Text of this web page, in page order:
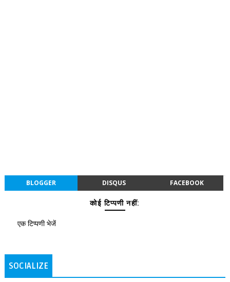
BLOGGER DISQUS FACEBOOK
कोई टिप्पणी नहीं:
एक टिप्पणी भेजें
SOCIALIZE